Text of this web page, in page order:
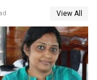
View All